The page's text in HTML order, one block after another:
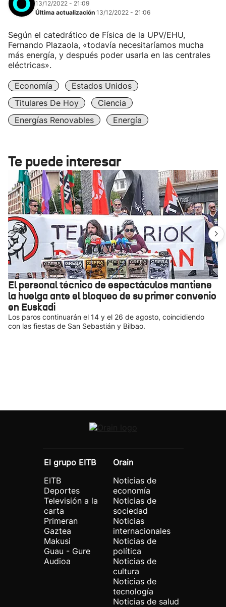
13/12/2022 - 21:09
Última actualización 13/12/2022 - 21:06
Según el catedrático de Física de la UPV/EHU,
Fernando Plazaola, «todavía necesitaríamos mucha
más energía, y después poder usarla en las centrales
eléctricas».
Economía
Estados Unidos
Titulares De Hoy
Ciencia
Energías Renovables
Energía
Te puede interesar
El personal técnico de espectáculos mantiene
la huelga ante el bloqueo de su primer convenio
en Euskadi
Los paros continuarán el 14 y el 26 de agosto, coincidiendo
con las fiestas de San Sebastián y Bilbao.
El grupo EITB
EITB
Deportes
Televisión a la
carta
Primeran
Gaztea
Makusi
Guau - Gure
Audioa
Orain
Noticias de
economía
Noticias de
sociedad
Noticias
internacionales
Noticias de
política
Noticias de
cultura
Noticias de
tecnología
Noticias de salud